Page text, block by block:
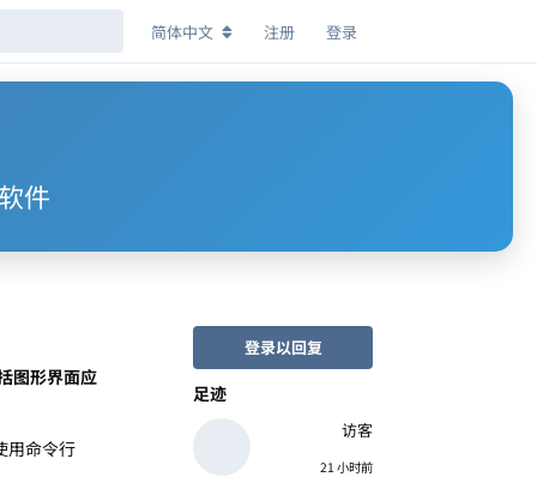
简体中文 注册 登录
件
登录以回复
足迹
访客
21 小时前
图形界面应
用命令行